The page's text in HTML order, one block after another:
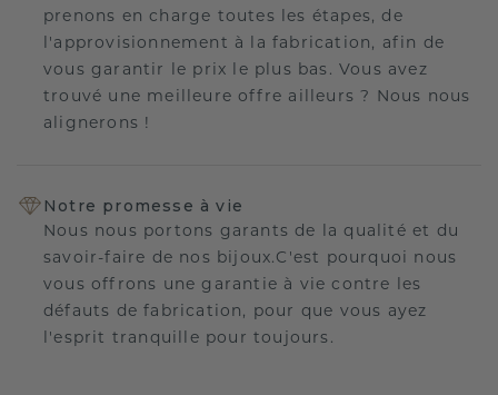
prenons en charge toutes les étapes, de
l'approvisionnement à la fabrication, afin de
vous garantir le prix le plus bas. Vous avez
trouvé une meilleure offre ailleurs ? Nous nous
alignerons !
Notre promesse à vie
Nous nous portons garants de la qualité et du
savoir-faire de nos bijoux.C'est pourquoi nous
vous offrons une garantie à vie contre les
défauts de fabrication, pour que vous ayez
l'esprit tranquille pour toujours.